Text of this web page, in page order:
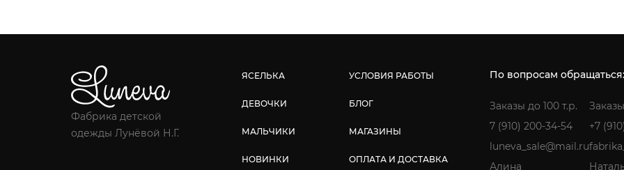
Фабрика детской
одежды Лунёвой Н.Г.
ЯСЕЛЬКА
ДЕВОЧКИ
МАЛЬЧИКИ
НОВИНКИ
УСЛОВИЯ РАБОТЫ
БЛОГ
МАГАЗИНЫ
ОПЛАТА И ДОСТАВКА
По вопросам обращаться:
Заказы до 100 т.р.
7 (910) 200-34-54
luneva_sale@mail.ru
Алина
+7